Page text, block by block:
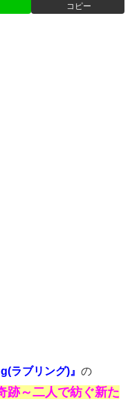
コピー
ラブリング)』 の
跡～二人で紡ぐ新た